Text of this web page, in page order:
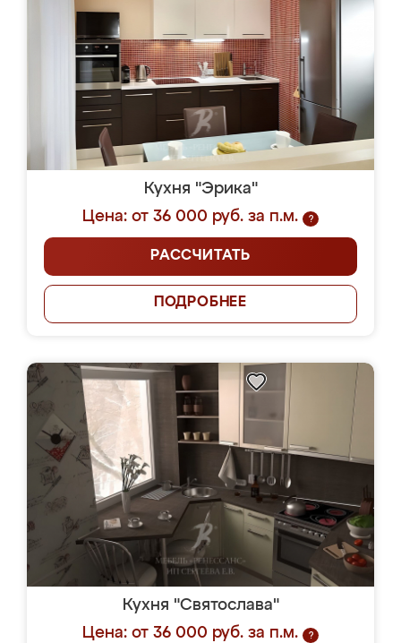
Кухня "Эрика"
Цена: от 36 000 руб. за п.м.
?
РАССЧИТАТЬ
ПОДРОБНЕЕ
Кухня "Святослава"
Цена: от 36 000 руб. за п.м.
?